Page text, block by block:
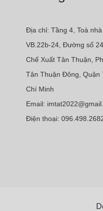
Địa chỉ: Tầng 4, Toà
VB.22b-24, Đường số
Chế Xuất Tân Thuận,
Tân Thuận Đông, Quận
Chí Minh
Email:
Điện thoại: